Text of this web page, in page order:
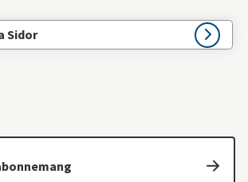
Sidor